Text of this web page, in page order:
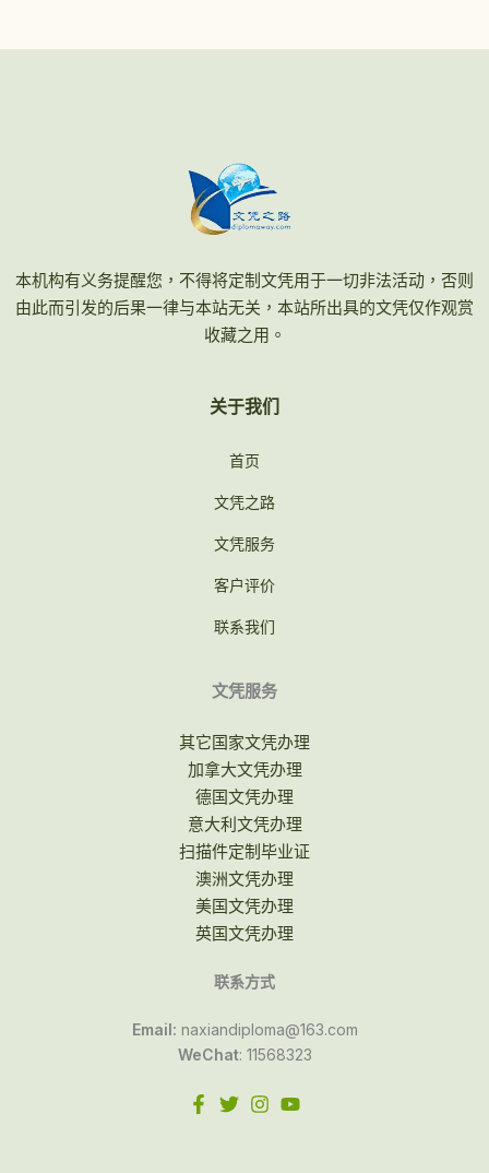
本机构有义务提醒您，不得将定制文凭用于一切非法活动，否则
由此而引发的后果一律与本站无关，本站所出具的文凭仅作观赏
收藏之用。
关于我们
首页
文凭之路
文凭服务
客户评价
联系我们
文凭服务
其它国家文凭办理
加拿大文凭办理
德国文凭办理
意大利文凭办理
扫描件定制毕业证
澳洲文凭办理
美国文凭办理
英国文凭办理
联系方式
Email: naxiandiploma@163.com
WeChat: 11568323